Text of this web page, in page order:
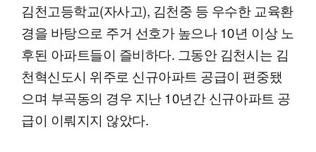
김천고등학교(자사고), 김천중 등 우수한 교육환
경을 바탕으로 주거 선호가 높으나 10년 이상 노
후된 아파트들이 즐비하다. 그동안 김천시는 김
천혁신도시 위주로 신규아파트 공급이 편중됐
으며 부곡동의 경우 지난 10년간 신규아파트 공
급이 이뤄지지 않았다.